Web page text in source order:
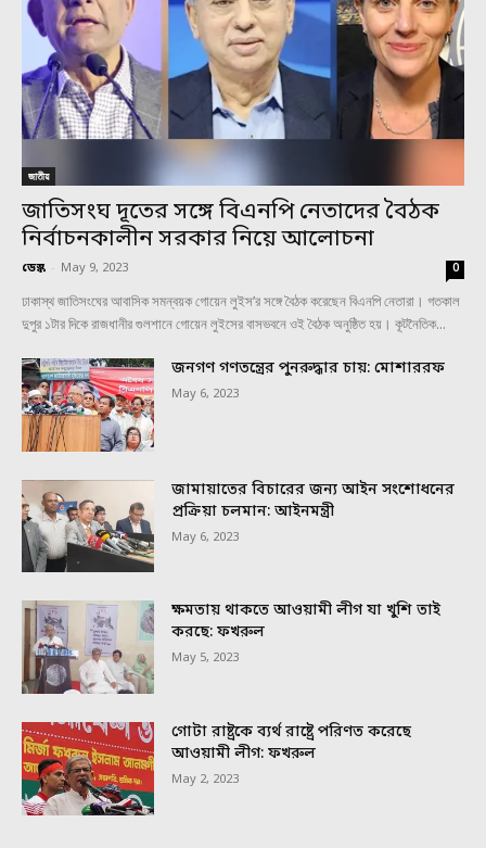
জাতীয়
জাতিসংঘ দূতের সঙ্গে বিএনপি নেতাদের বৈঠক
নির্বাচনকালীন সরকার নিয়ে আলোচনা
ডেস্ক - May 9, 2023 0
ঢাকাস্থ জাতিসংঘের আবাসিক সমন্বয়ক গোয়েন লুইস’র সঙ্গে বৈঠক করেছেন বিএনপি নেতারা। গতকাল
দুপুর ১টার দিকে রাজধানীর গুলশানে গোয়েন লুইসের বাসভবনে ওই বৈঠক অনুষ্ঠিত হয়। কূটনৈতিক...
জনগণ গণতন্ত্রের পুনরুদ্ধার চায়: মোশাররফ
May 6, 2023
জামায়াতের বিচারের জন্য আইন সংশোধনের
প্রক্রিয়া চলমান: আইনমন্ত্রী
May 6, 2023
ক্ষমতায় থাকতে আওয়ামী লীগ যা খুশি তাই
করছে: ফখরুল
May 5, 2023
গোটা রাষ্ট্রকে ব্যর্থ রাষ্ট্রে পরিণত করেছে
আওয়ামী লীগ: ফখরুল
May 2, 2023